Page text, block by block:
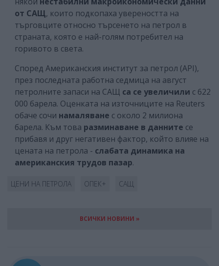
от САЩ, които подкопаха увереността на
търговците относно търсенето на петрол в
страната, която е най-голям потребител на
горивото в света.
Според Американския институт за петрол (API),
през последната работна седмица на август
петролните запаси на САЩ са се увеличили с 622
000 барела. Оценката на източниците на Reuters
обаче сочи намаляване с около 2 милиона
барела. Към това разминаване в данните се
прибавя и друг негативен фактор, който влияе на
цената на петрола - слабата динамика на
американския трудов пазар.
ЦЕНИ НА ПЕТРОЛА ОПЕК+ САЩ
ВСИЧКИ НОВИНИ »